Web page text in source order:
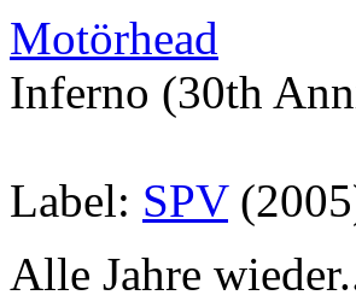
Motörhead
Inferno (30th
Label: SPV
Alle Jahre